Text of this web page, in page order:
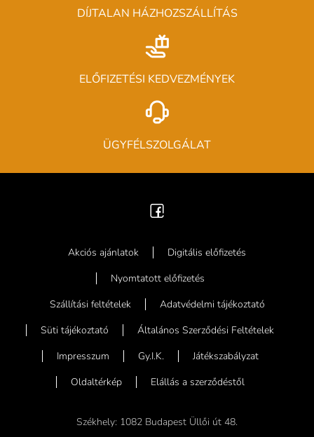
DÍJTALAN HÁZHOZSZÁLLÍTÁS
ELŐFIZETÉSI KEDVEZMÉNYEK
ÜGYFÉLSZOLGÁLAT
Akciós ajánlatok
Digitális előfizetés
Nyomtatott előfizetés
Szállítási feltételek
Adatvédelmi tájékoztató
Süti tájékoztató
Általános Szerződési Feltételek
Impresszum
Gy.I.K.
Játékszabályzat
Oldaltérkép
Elállás a szerződéstől
Székhely: 1082 Budapest Üllői út 48.